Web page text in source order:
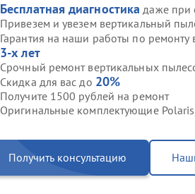
Бесплатная диагностика даже при
Привезем и увезем вертикальный
Гарантия на наши работы по ремонту
3-х лет
Срочный ремонт вертикальных
Скидка для вас до 20%
Получите 1500 рублей на ремонт
Оригинальные комплектующие Polaris
Получить консультацию